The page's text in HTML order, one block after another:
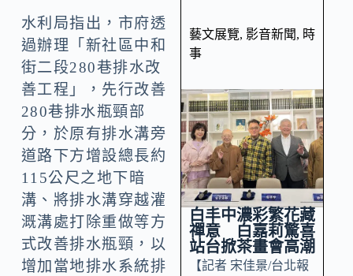
水利局指出，市府透
過辦理「新社區中和
街二段280巷排水改
善工程」，先行改善
280巷排水瓶頸部
分，於原有排水溝旁
道路下方增設總長約
115公尺之地下暗
溝、將排水溝穿越灌
溉溝處打除重做等方
式改善排水瓶頸，以
增加當地排水系統排
藝文展覽, 影音新聞, 時
事
白丰中濃彩繁花藏
禪意 白嘉莉驚喜
站台掀茶畫會高潮
【記者 宋佳景/台北報